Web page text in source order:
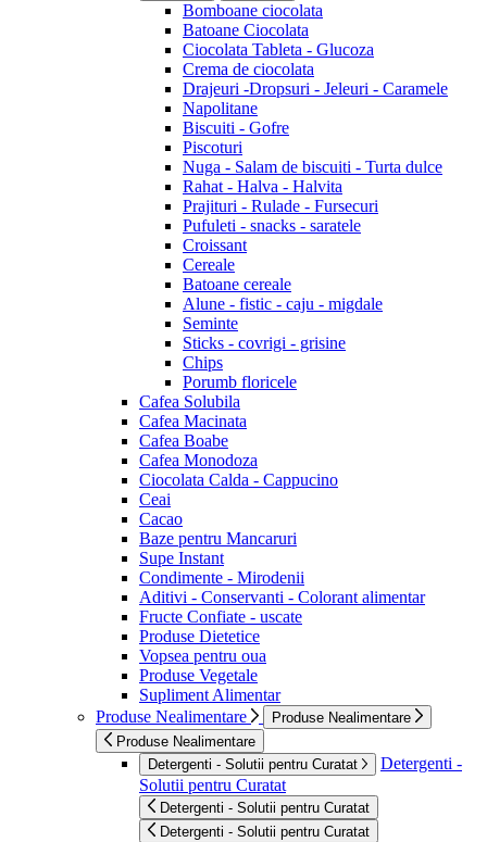
Bomboane ciocolata
Batoane Ciocolata
Ciocolata Tableta - Glucoza
Crema de ciocolata
Drajeuri -Dropsuri - Jeleuri - Caramele
Napolitane
Biscuiti - Gofre
Piscoturi
Nuga - Salam de biscuiti - Turta dulce
Rahat - Halva - Halvita
Prajituri - Rulade - Fursecuri
Pufuleti - snacks - saratele
Croissant
Cereale
Batoane cereale
Alune - fistic - caju - migdale
Seminte
Sticks - covrigi - grisine
Chips
Porumb floricele
Cafea Solubila
Cafea Macinata
Cafea Boabe
Cafea Monodoza
Ciocolata Calda - Cappucino
Ceai
Cacao
Baze pentru Mancaruri
Supe Instant
Condimente - Mirodenii
Aditivi - Conservanti - Colorant alimentar
Fructe Confiate - uscate
Produse Dietetice
Vopsea pentru oua
Produse Vegetale
Supliment Alimentar
Produse Nealimentare
Produse Nealimentare
Produse Nealimentare
Detergenti - Solutii pentru Curatat
Detergenti -
Solutii pentru Curatat
Detergenti - Solutii pentru Curatat
Detergenti - Solutii pentru Curatat